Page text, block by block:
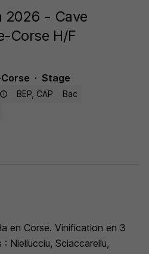
2026 - Cave
Corse H/F
Stage
BEP, CAP
Bac
en Corse. Vinification en 3
Niellucciu, Sciaccarellu,